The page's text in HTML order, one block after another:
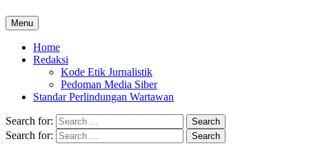
Menu
Home
Redaksi
Kode Etik Jurnalistik
Pedoman Media Siber
Standar Perlindungan Wartawan
Search for:
Search for: